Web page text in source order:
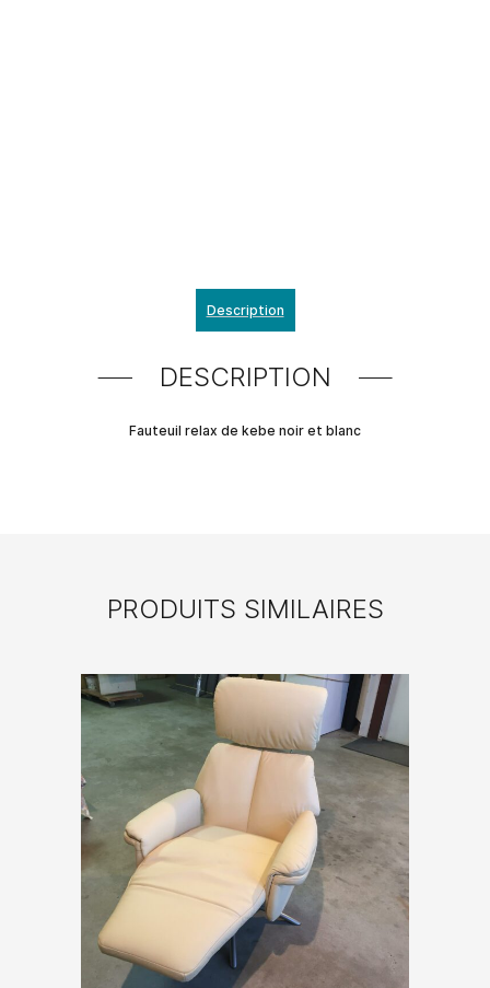
Description
DESCRIPTION
Fauteuil relax de kebe noir et blanc
PRODUITS SIMILAIRES